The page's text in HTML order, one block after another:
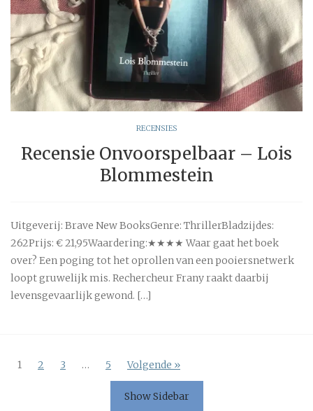
RECENSIES
Recensie Onvoorspelbaar – Lois
Blommestein
Uitgeverij: Brave New BooksGenre: ThrillerBladzijdes:
262Prijs: € 21,95Waardering:★★★★ Waar gaat het boek
over? Een poging tot het oprollen van een pooiersnetwerk
loopt gruwelijk mis. Rechercheur Frany raakt daarbij
levensgevaarlijk gewond. […]
1 2 3 … 5 Volgende »
Show Sidebar